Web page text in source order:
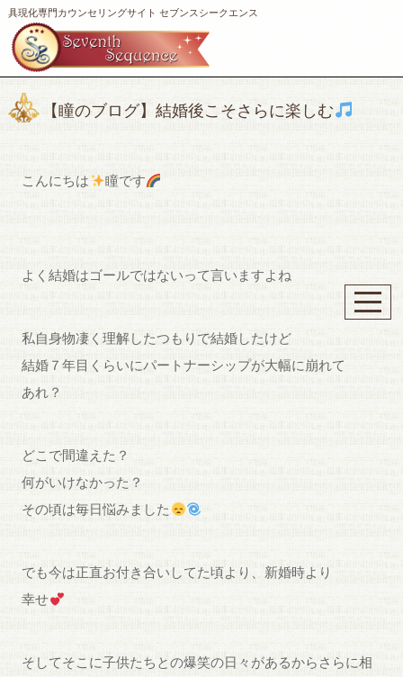
具現化専門カウンセリングサイト セブンスシークエンス
【瞳のブログ】結婚後こそさらに楽しむ
こんにちは 瞳です
よく結婚はゴールではないって言いますよね
私自身物凄く理解したつもりで結婚したけど
結婚７年目くらいにパートナーシップが大幅に崩れて
あれ？
どこで間違えた？
何がいけなかった？
その頃は毎日悩みました
でも今は正直お付き合いしてた頃より、新婚時より
幸せ
そしてそこに子供たちとの爆笑の日々があるからさらに相